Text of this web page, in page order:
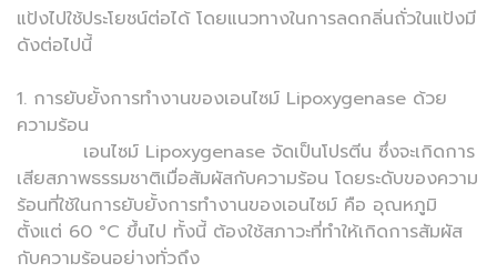
แป้งไปใช้ประโยชน์ต่อได้ โดยแนวทางในการลดกลิ่นถั่วในแป้งมี
ดังต่อไปนี้
1. การยับยั้งการทำงานของเอนไซม์ Lipoxygenase ด้วย
ความร้อน
เอนไซม์ Lipoxygenase จัดเป็นโปรตีน ซึ่งจะเกิดการ
เสียสภาพธรรมชาติเมื่อสัมผัสกับความร้อน โดยระดับของความ
ร้อนที่ใช้ในการยับยั้งการทำงานของเอนไซม์ คือ อุณหภูมิ
ตั้งแต่ 60 °C ขึ้นไป ทั้งนี้ ต้องใช้สภาวะที่ทำให้เกิดการสัมผัส
กับความร้อนอย่างทั่วถึง